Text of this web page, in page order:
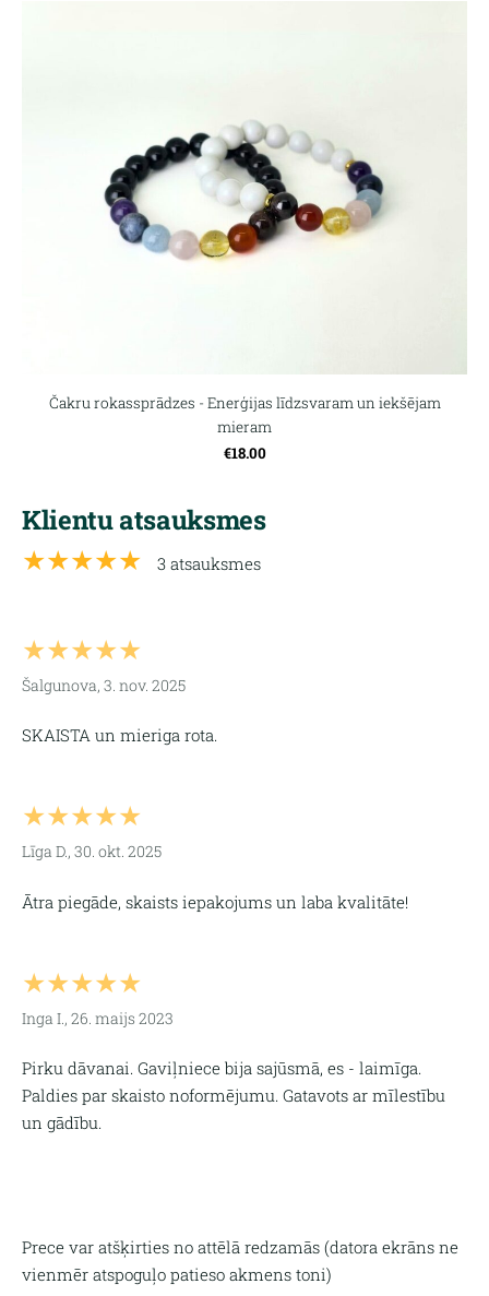
Prece var atšķirties no attēlā redzamās (datora ekrāns ne
vienmēr atspoguļo patieso akmens toni)
Čakru rokassprādzes - Enerģijas līdzsvaram un iekšējam
mieram
€18.00
Klientu atsauksmes
★★★★★ 3 atsauksmes
★★★★★
Šalgunova, 3. nov. 2025
SKAISTA un mieriga rota.
★★★★★
Līga D., 30. okt. 2025
Ātra piegāde, skaists iepakojums un laba kvalitāte!
★★★★★
Inga I., 26. maijs 2023
Pirku dāvanai. Gaviļniece bija sajūsmā, es - laimīga.
Paldies par skaisto noformējumu. Gatavots ar mīlestību
un gādību.